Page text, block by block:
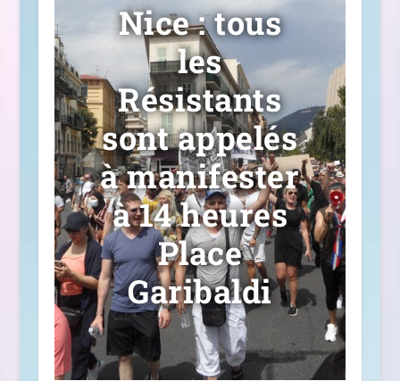
Nice : tous
les
Résistants
sont appelés
à manifester
à 14 heures
Place
Garibaldi